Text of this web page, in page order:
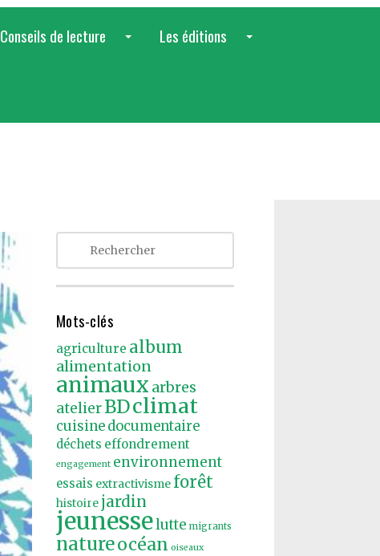
Conseils de lecture
Les éditions
Mots-clés
agriculture album
alimentation
animaux arbres
atelier BDclimat
cuisine documentaire
déchets effondrement
engagement environnement
essais extractivisme forêt
histoire jardin
jeunesselutte migrants
natureocéan oiseaux